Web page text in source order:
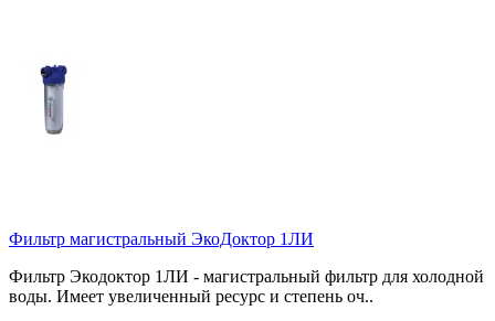
Фильтр магистральный ЭкоДоктор 1ЛИ
Фильтр Экодоктор 1ЛИ - магистральный фильтр для холодной
воды. Имеет увеличенный ресурс и степень оч..